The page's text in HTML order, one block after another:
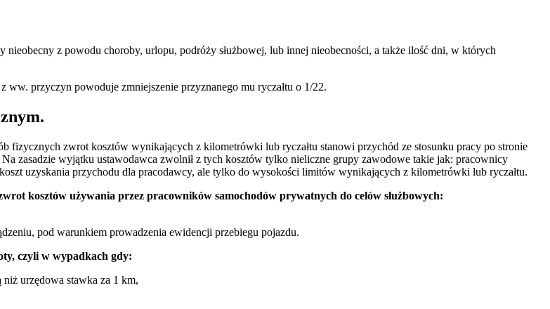
z powodu choroby, urlopu, podróży służbowej, lub innej nieobecności, a także ilość dni, w których
przyczyn powoduje zmniejszenie przyznanego mu ryczałtu o 1/22.
fizycznych zwrot kosztów wynikających z kilometrówki lub ryczałtu stanowi przychód ze stosunku pracy po stronie
zasadzie wyjątku ustawodawca zwolnił z tych kosztów tylko nieliczne grupy zawodowe takie jak: pracownicy
uzyskania przychodu dla pracodawcy, ale tylko do wysokości limitów wynikających z kilometrówki lub ryczałtu.
kosztów używania przez pracowników samochodów prywatnych do celów służbowych:
pod warunkiem prowadzenia ewidencji przebiegu pojazdu.
czyli w wypadkach gdy:
urzędowa stawka za 1 km,